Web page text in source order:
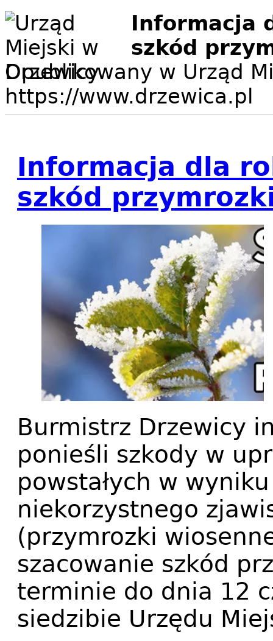
Informacja
szkód
Opublikowany w Urząd
https://www.drzewica.pl
Informacja dla
szkód
Burmistrz Drzewicy
ponieśli szkody w
powstałych w
niekorzystnego
(przymrozki
szacowanie szkód
terminie do dnia 12
siedzibie Urzędu